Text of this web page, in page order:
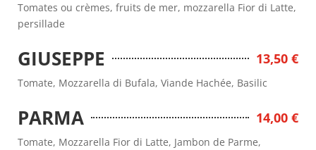
Tomates ou crèmes, fruits de mer, mozzarella Fior di Latte,
persillade
GIUSEPPE 13,50 €
Tomate, Mozzarella di Bufala, Viande Hachée, Basilic
PARMA 14,00 €
Tomate, Mozzarella Fior di Latte, Jambon de Parme,